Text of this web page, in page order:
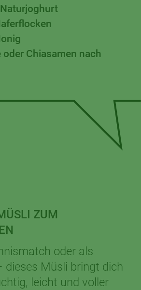
ZUM
oder als
dieses Müsli bringt dich
leicht und voller
oder Chiasamen nach